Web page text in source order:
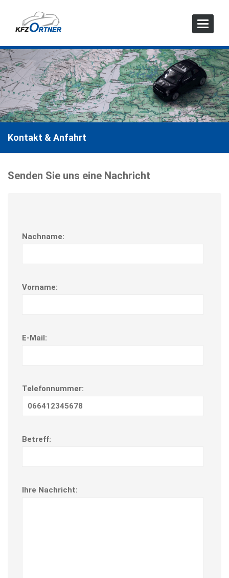
Toggle
Kontakt & Anfahrt
Senden Sie uns eine Nachricht
Nachname:
Vorname:
E-Mail:
Telefonnummer:
Betreff:
Ihre Nachricht: